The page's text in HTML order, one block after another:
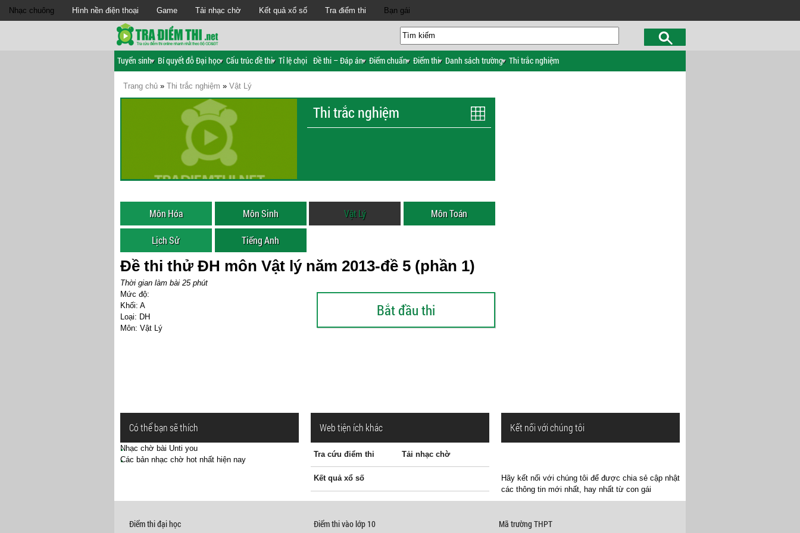
Nhạc chuông Hình nền điện thoại Game Tải nhạc chờ Kết quả xổ số Tra điểm thi Bạn gái
Tuyển sinh Bí quyết đỗ Đại học Cấu trúc đề thi Tỉ lệ chọi Đề thi – Đáp án Điểm chuẩn Điểm thi Danh sách trường Thi trắc nghiệm
Trang chủ » Thi trắc nghiệm » Vật Lý
Thi trắc nghiệm
Môn Hóa Môn Sinh Vật Lý Môn Toán
Lịch Sử Tiếng Anh
Đề thi thử ĐH môn Vật lý năm 2013-đề 5 (phần 1)
Thời gian làm bài 25 phút
Mức độ:
Khối: A
Loại: DH
Môn: Vật Lý
Có thể bạn sẽ thích
Nhạc chờ bài Unti you
Các bản nhạc chờ hot nhất hiện nay
Web tiện ích khác
Tra cứu điểm thi Tải nhạc chờ
Kết quả xổ số
Kết nối với chúng tôi
Hãy kết nối với chúng tôi để được chia sẻ cập nhật
các thông tin mới nhất, hay nhất từ con gái
Điểm thi đại học Điểm thi vào lớp 10 Mã trường THPT